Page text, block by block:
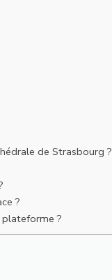
de Strasbourg ?
?
?